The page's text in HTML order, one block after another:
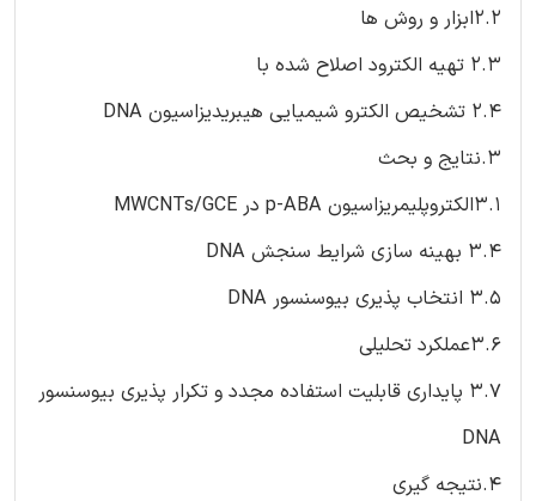
2.2ابزار و روش ها
2.3 تهیه الکترود اصلاح شده با
2.4 تشخیص الکترو شیمیایی هیبریدیزاسیون DNA
3.نتایج و بحث
3.1الکتروپلیمریزاسیون p-ABA در MWCNTs/GCE
3.4 بهینه سازی شرایط سنجش DNA
3.5 انتخاب پذیری بیوسنسور DNA
3.6عملکرد تحلیلی
3.7 پایداری قابلیت استفاده مجدد و تکرار پذیری بیوسنسور
DNA
4.نتیجه گیری